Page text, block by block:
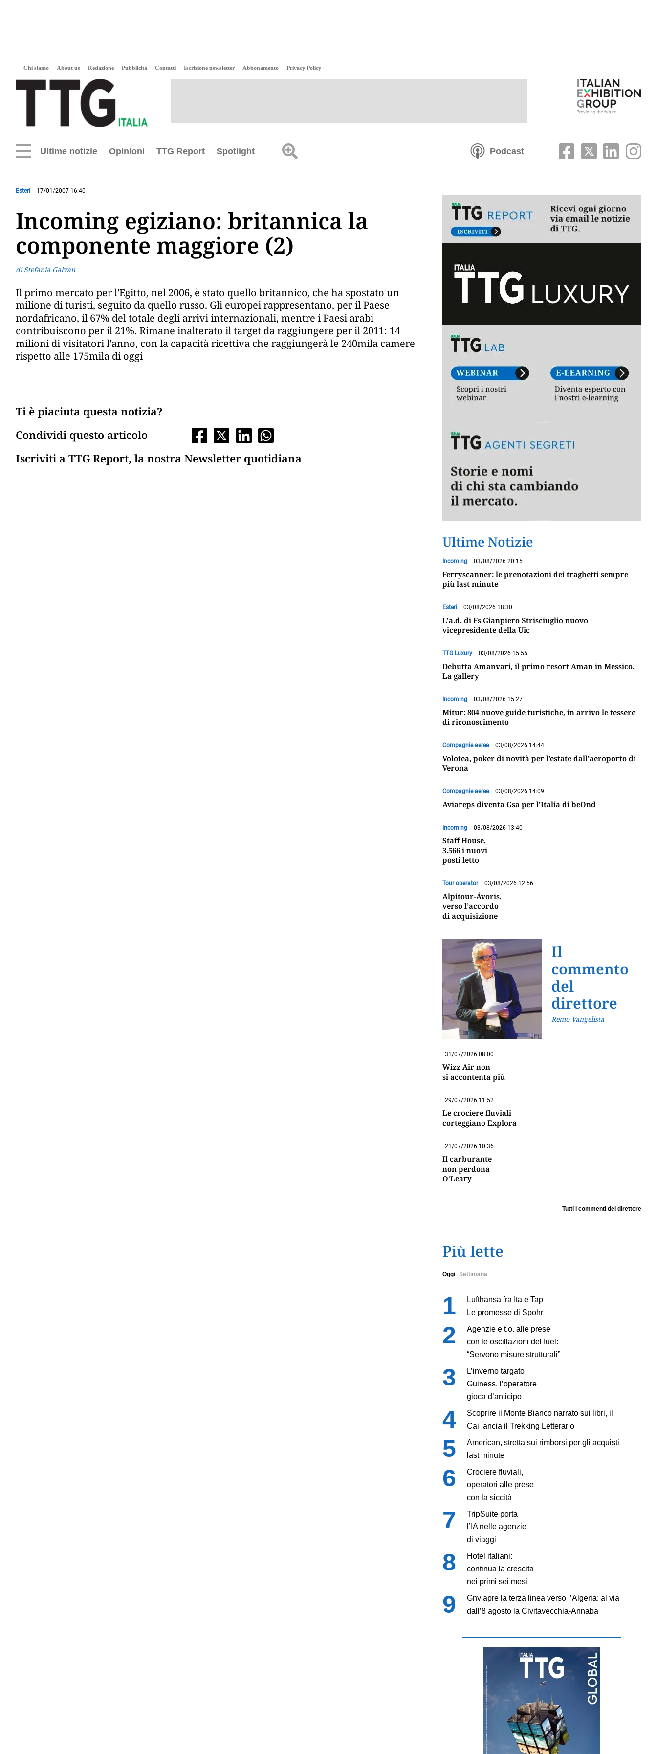
Chi siamo About us Redazione Pubblicità Contatti Iscrizione newsletter Abbonamento Privacy Policy
Ultime notizie Opinioni TTG Report Spotlight Podcast
Esteri 17/01/2007 16:40
Incoming egiziano: britannica la
componente maggiore (2)
di Stefania Galvan
Il primo mercato per l'Egitto, nel 2006, è stato quello britannico, che ha spostato un
milione di turisti, seguito da quello russo. Gli europei rappresentano, per il Paese
nordafricano, il 67% del totale degli arrivi internazionali, mentre i Paesi arabi
contribuiscono per il 21%. Rimane inalterato il target da raggiungere per il 2011: 14
milioni di visitatori l'anno, con la capacità ricettiva che raggiungerà le 240mila camere
rispetto alle 175mila di oggi
Ti è piaciuta questa notizia?
Condividi questo articolo
Iscriviti a TTG Report, la nostra Newsletter quotidiana
Ultime Notizie
Incoming 03/08/2026 20:15
Ferryscanner: le prenotazioni dei traghetti sempre
più last minute
Esteri 03/08/2026 18:30
L’a.d. di Fs Gianpiero Strisciuglio nuovo
vicepresidente della Uic
TTG Luxury 03/08/2026 15:55
Debutta Amanvari, il primo resort Aman in Messico.
La gallery
Incoming 03/08/2026 15:27
Mitur: 804 nuove guide turistiche, in arrivo le tessere
di riconoscimento
Compagnie aeree 03/08/2026 14:44
Volotea, poker di novità per l’estate dall’aeroporto di
Verona
Compagnie aeree 03/08/2026 14:09
Aviareps diventa Gsa per l’Italia di beOnd
Incoming 03/08/2026 13:40
Staff House,
3.566 i nuovi
posti letto
Tour operator 03/08/2026 12:56
Alpitour-Ávoris,
verso l’accordo
di acquisizione
Il
commento
del
direttore
Remo Vangelista
31/07/2026 08:00
Wizz Air non
si accontenta più
29/07/2026 11:52
Le crociere fluviali
corteggiano Explora
21/07/2026 10:36
Il carburante
non perdona
O’Leary
Tutti i commenti del direttore
Più lette
Oggi Settimana
Lufthansa fra Ita e Tap
Le promesse di Spohr
Agenzie e t.o. alle prese
con le oscillazioni del fuel:
“Servono misure strutturali”
L’inverno targato
Guiness, l’operatore
gioca d’anticipo
Scoprire il Monte Bianco narrato sui libri, il
Cai lancia il Trekking Letterario
American, stretta sui rimborsi per gli acquisti
last minute
Crociere fluviali,
operatori alle prese
con la siccità
TripSuite porta
l’IA nelle agenzie
di viaggi
Hotel italiani:
continua la crescita
nei primi sei mesi
Gnv apre la terza linea verso l’Algeria: al via
dall’8 agosto la Civitavecchia-Annaba